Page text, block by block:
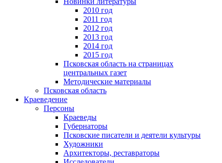
2010 год
2011 год
2012 год
2013 год
2014 год
2015 год
Псковская область на страницах
центральных газет
Методические материалы
Псковская область
Краеведение
Персоны
Краеведы
Губернаторы
Псковские писатели и деятели культуры
Художники
Архитекторы, реставраторы